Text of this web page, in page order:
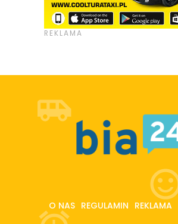
O NAS REGULAMIN REKLAMA